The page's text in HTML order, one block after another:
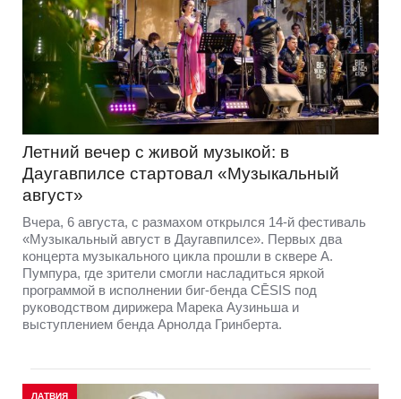
Летний вечер с живой музыкой: в
Даугавпилсе стартовал «Музыкальный
август»
Вчера, 6 августа, с размахом открылся 14-й фестиваль
«Музыкальный август в Даугавпилсе». Первых два
концерта музыкального цикла прошли в сквере А.
Пумпура, где зрители смогли насладиться яркой
программой в исполнении биг-бенда CĒSIS под
руководством дирижера Марека Аузиньша и
выступлением бенда Арнолда Гринберта.
ЛАТВИЯ